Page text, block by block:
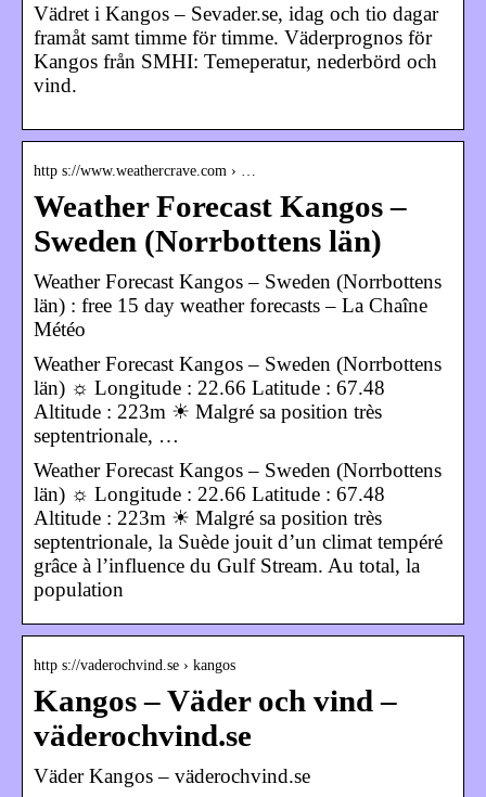
Vädret i Kangos – Sevader.se, idag och tio dagar
framåt samt timme för timme. Väderprognos för
Kangos från SMHI: Temeperatur, nederbörd och
vind.
http s://www.weathercrave.com › …
Weather Forecast Kangos –
Sweden (Norrbottens län)
Weather Forecast Kangos – Sweden (Norrbottens
län) : free 15 day weather forecasts – La Chaîne
Météo
Weather Forecast Kangos – Sweden (Norrbottens
län) ☼ Longitude : 22.66 Latitude : 67.48
Altitude : 223m ☀ Malgré sa position très
septentrionale, …
Weather Forecast Kangos – Sweden (Norrbottens
län) ☼ Longitude : 22.66 Latitude : 67.48
Altitude : 223m ☀ Malgré sa position très
septentrionale, la Suède jouit d’un climat tempéré
grâce à l’influence du Gulf Stream. Au total, la
population
http s://vaderochvind.se › kangos
Kangos – Väder och vind –
väderochvind.se
Väder Kangos – väderochvind.se